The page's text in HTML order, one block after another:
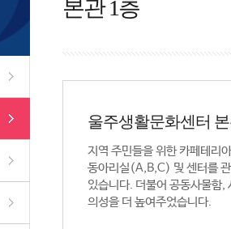
본관 1층
울주생활문화센터
지역 주민들을 위한 카페테리
동아리실(A,B,C) 및 센터를
있습니다. 더불어 공동사물함,
의성을 더 높여주었습니다.